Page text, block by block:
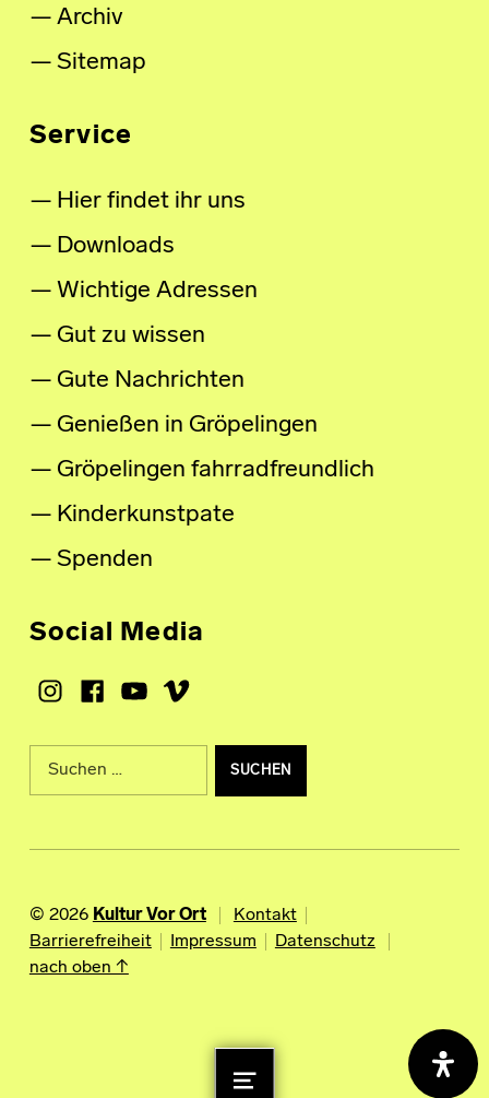
MENU
Archiv
Sitemap
Service
Hier findet ihr uns
Downloads
Wichtige Adressen
Gut zu wissen
Gute Nachrichten
Genießen in Gröpelingen
Gröpelingen fahrradfreundlich
Kinderkunstpate
Spenden
Social Media
Instagram
Facebook
Youtube
Vimeo
Suche nach:
© 2026 Kultur Vor Ort
Kontakt
Barrierefreiheit
Impressum
Datenschutz
nach oben ↑